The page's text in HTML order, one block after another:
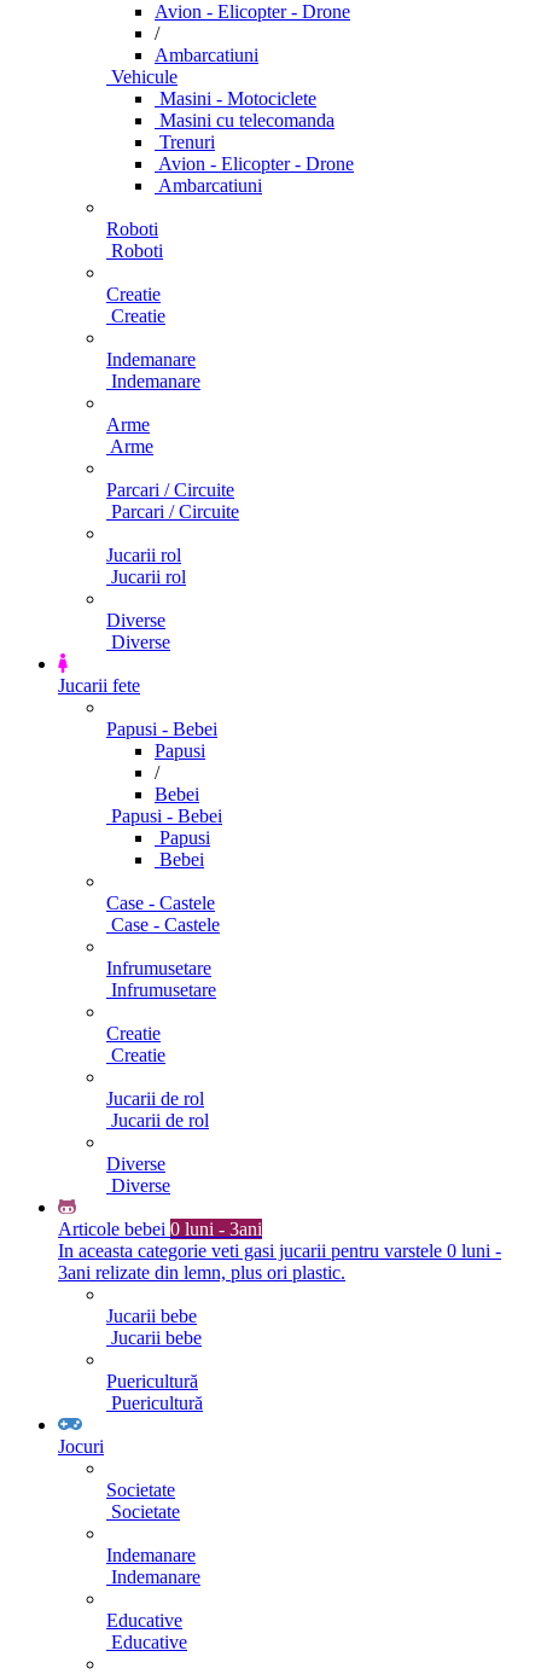
Avion - Elicopter - Drone
/
Ambarcatiuni
Vehicule
Masini - Motociclete
Masini cu telecomanda
Trenuri
Avion - Elicopter - Drone
Ambarcatiuni
Roboti
Roboti
Creatie
Creatie
Indemanare
Indemanare
Arme
Arme
Parcari / Circuite
Parcari / Circuite
Jucarii rol
Jucarii rol
Diverse
Diverse
Jucarii fete
Papusi - Bebei
Papusi
/
Bebei
Papusi - Bebei
Papusi
Bebei
Case - Castele
Case - Castele
Infrumusetare
Infrumusetare
Creatie
Creatie
Jucarii de rol
Jucarii de rol
Diverse
Diverse
Articole bebei 0 luni - 3ani
In aceasta categorie veti gasi jucarii pentru varstele 0 luni -
3ani relizate din lemn, plus ori plastic.
Jucarii bebe
Jucarii bebe
Puericultură
Puericultură
Jocuri
Societate
Societate
Indemanare
Indemanare
Educative
Educative